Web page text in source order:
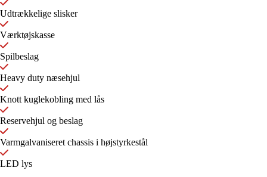
Udtrækkelige slisker
Værktøjskasse
Spilbeslag
Heavy duty næsehjul
Knott kuglekobling med lås
Reservehjul og beslag
Varmgalvaniseret chassis i højstyrkestål
LED lys